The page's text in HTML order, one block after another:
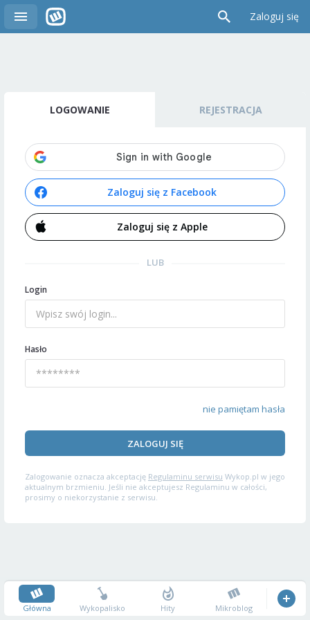
Zaloguj się
LOGOWANIE REJESTRACJA
Zaloguj się z Facebook
Zaloguj się z Apple
LUB
Login
Hasło
nie pamiętam hasła
ZALOGUJ SIĘ
Zalogowanie oznacza akceptację Regulaminu serwisu Wykop.pl w jego
aktualnym brzmieniu. Jeśli nie akceptujesz Regulaminu w całości,
prosimy o niekorzystanie z serwisu.
Główna Wykopalisko Hity Mikroblog